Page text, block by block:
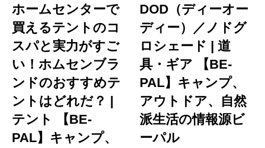
ホームセンターで
買えるテントのコ
スパと実力がすご
い！ホムセンブラ
ンドのおすすめテ
ントはどれだ？ |
テント 【BE-
PAL】キャンプ、
DOD（ディーオー
ディー）／ノドグ
ロシェード | 道
具・ギア 【BE-
PAL】キャンプ、
アウトドア、自然
派生活の情報源ビ
ーパル